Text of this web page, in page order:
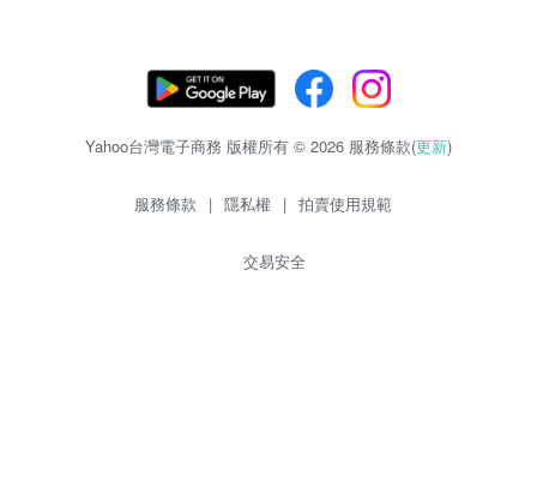
Yahoo台灣電子商務 版權所有 © 2026 服務條款(更新)
服務條款 | 隱私權 | 拍賣使用規範
交易安全